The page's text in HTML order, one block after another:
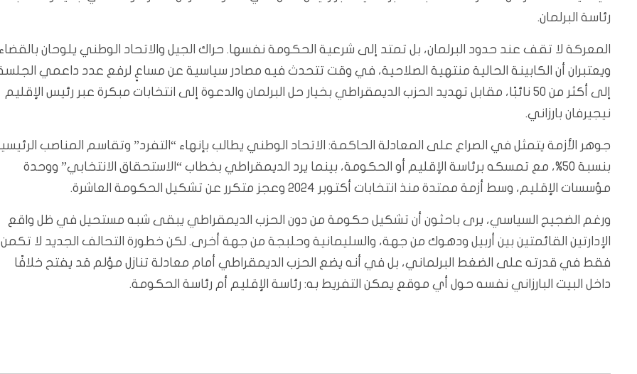
رئاسة البرلمان.
المعركة لا تقف عند حدود البرلمان، بل تمتد إلى شرعية الحكومة نفسها. حراك الجيل والاتحاد الوطني يلوحان
ويعتبران أن الكابينة الحالية منتهية الصلاحية، في وقت تتحدث فيه مصادر سياسية عن مساعٍ لرفع عدد داعمي
إلى أكثر من 50 نائبًا، مقابل تهديد الحزب الديمقراطي بخيار حل البرلمان والدعوة إلى انتخابات مبكرة عبر رئيس الإقليم
نيجيرفان بارزاني.
جوهر الأزمة يتمثل في الصراع على المعادلة الحاكمة: الاتحاد الوطني يطالب بإنهاء “التفرد” وتقاسم المناصب
بنسبة 50%، مع تمسكه برئاسة الإقليم أو الحكومة، بينما يرد الديمقراطي بخطاب “الاستحقاق الانتخابي” ووحدة
مؤسسات الإقليم، وسط أزمة ممتدة منذ انتخابات أكتوبر 2024 وعجز متكرر عن تشكيل الحكومة العاشرة.
ورغم الضجيج السياسي، يرى باحثون أن تشكيل حكومة من دون الحزب الديمقراطي يبقى شبه مستحيل في ظل واقع
الإدارتين القائمتين بين أربيل ودهوك من جهة، والسليمانية وحلبجة من جهة أخرى. لكن خطورة التحالف الجديد لا تكمن
فقط في قدرته على الضغط البرلماني، بل في أنه يضع الحزب الديمقراطي أمام معادلة تنازل مؤلم قد يفتح خلافًا
داخل البيت البارزاني نفسه حول أي موقع يمكن التفريط به: رئاسة الإقليم أم رئاسة الحكومة.